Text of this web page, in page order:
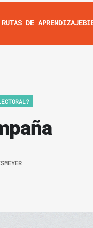
RUTAS DE APRENDIZAJE